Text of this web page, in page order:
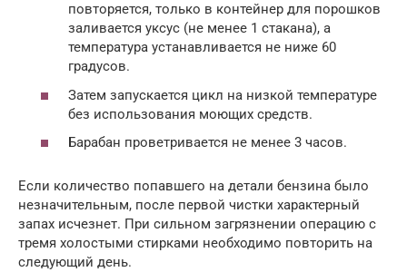
повторяется, только в контейнер для порошков
заливается уксус (не менее 1 стакана), а
температура устанавливается не ниже 60
градусов.
Затем запускается цикл на низкой температуре
без использования моющих средств.
Барабан проветривается не менее 3 часов.
Если количество попавшего на детали бензина было
незначительным, после первой чистки характерный
запах исчезнет. При сильном загрязнении операцию с
тремя холостыми стирками необходимо повторить на
следующий день.